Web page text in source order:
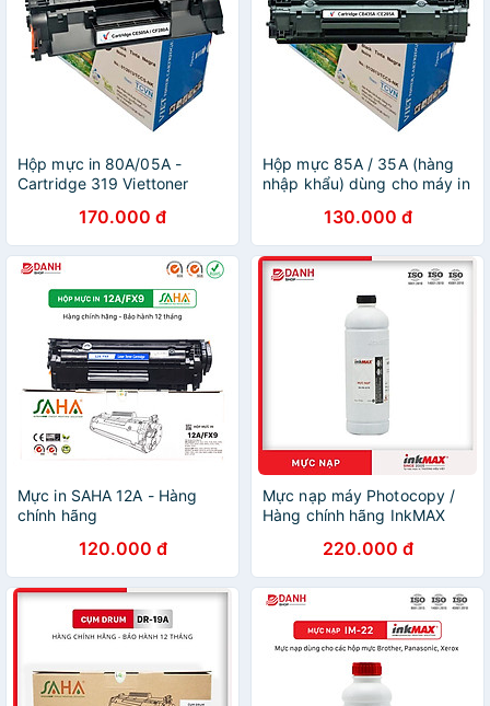
Hộp mực in 80A/05A -
Cartridge 319 Viettoner
M401N, M401D, M425DN,
P2035 ,P2055D, Canon
251DW , 252DW ,
Cartridge CẸ05A CF280A
170.000 đ
Hộp mực 85A / 35A (hàng
nhập khẩu) dùng cho máy in
và Canon LBP 6000,
MF3010, 6030 - Cartridge
CB435A / CE285A mới 100%
130.000 đ
Mực in SAHA 12A - Hàng
chính hãng
120.000 đ
Mực nạp máy Photocopy /
Hàng chính hãng InkMAX
các dòng máy Photocopy
Kyocera Mita: TK-675 / 678 /
679: KM 2540, 2560, 3040,
3060, 300i, TK-715 / 717 /
220.000 đ